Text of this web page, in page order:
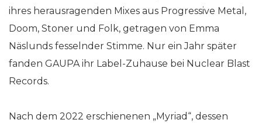
ihres herausragenden Mixes aus Progressive Metal,
Doom, Stoner und Folk, getragen von Emma
Näslunds fesselnder Stimme. Nur ein Jahr später
fanden GAUPA ihr Label-Zuhause bei Nuclear Blast
Records.
Nach dem 2022 erschienenen „Myriad“, dessen